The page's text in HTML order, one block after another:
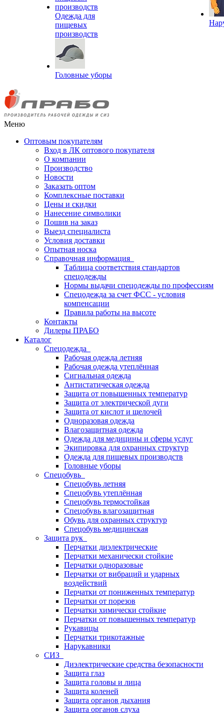
Одежда для
пищевых
производств
Головные уборы
Меню
Оптовым покупателям
Вход в ЛК оптового покупателя
О компании
Производство
Новости
Заказать оптом
Комплексные поставки
Цены и скидки
Нанесение символики
Пошив на заказ
Выезд специалиста
Условия доставки
Опытная носка
Справочная информация
Таблица соответствия стандартов
спецодежды
Нормы выдачи спецодежды по профессиям
Спецодежда за счет ФСС - условия
компенсации
Правила работы на высоте
Контакты
Дилеры ПРАБО
Каталог
Спецодежда
Рабочая одежда летняя
Рабочая одежда утеплённая
Сигнальная одежда
Антистатическая одежда
Защита от повышенных температур
Защита от электрической дуги
Защита от кислот и щелочей
Одноразовая одежда
Влагозащитная одежда
Одежда для медицины и сферы услуг
Экипировка для охранных структур
Одежда для пищевых производств
Головные уборы
Спецобувь
Спецобувь летняя
Спецобувь утеплённая
Спецобувь термостойкая
Спецобувь влагозащитная
Обувь для охранных структур
Спецобувь медицинская
Защита рук
Перчатки диэлектрические
Перчатки механически стойкие
Перчатки одноразовые
Перчатки от вибраций и ударных
воздействий
Перчатки от пониженных температур
Перчатки от порезов
Перчатки химически стойкие
Перчатки от повышенных температур
Рукавицы
Перчатки трикотажные
Нарукавники
СИЗ
Диэлектрические средства безопасности
Защита глаз
Защита головы и лица
Защита коленей
Защита органов дыхания
Защита органов слуха